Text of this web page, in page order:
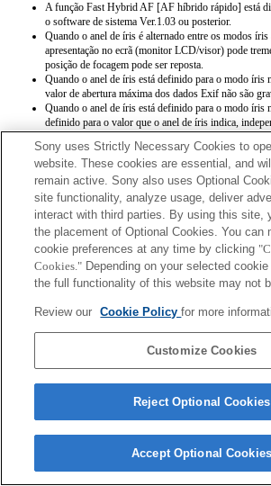
A função Fast Hybrid AF [AF híbrido rápido] está
o software de sistema Ver.1.03 ou posterior.
Quando o anel de íris é alternado entre os modos
apresentação no ecrã (monitor LCD/visor) pode
posição de focagem pode ser reposta.
Quando o anel de íris está definido para o modo íris
valor de abertura máxima dos dados Exif não são
Quando o anel de íris está definido para o modo íris
definido para o valor que o anel de íris indica,
Quando o anel de íris alterna entre os modos íris
a gravação de filmes, a gravação pára.
Se rodar o anel de íris, o tempo antes da poupança de
Quando o anel de íris está definido para o modo
Defocus Control [Controlo de desfocagem de
[Criatividade fotográfica] não funciona
ecrã surge como habitualmente.
Sony uses Strictly Necessary Cookies to
website. These cookies are essential, and
remain active. Sony also uses Optional
site functionality, analyze usage, deliver
interact with third parties. By using this site,
the placement of Optional Cookies. You can
cookie preferences at any time by clicking
Cookies." Depending on your selected
the full functionality of this website may not
Review our Cookie Policyfor more
Customize Cookies
Reject Optional Cookies
Accept Optional Cookies